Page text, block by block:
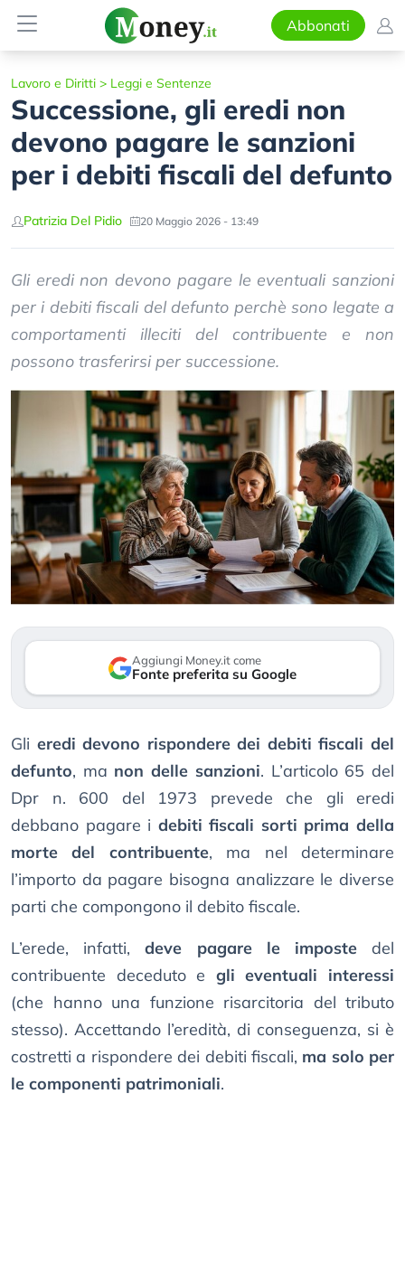
Abbonati
Lavoro e Diritti > Leggi e Sentenze
Successione, gli eredi non
devono pagare le sanzioni
per i debiti fiscali del defunto
Patrizia Del Pidio 20 Maggio 2026 - 13:49
Gli eredi non devono pagare le eventuali sanzioni
per i debiti fiscali del defunto perchè sono legate a
comportamenti illeciti del contribuente e non
possono trasferirsi per successione.
Aggiungi Money.it come
Fonte preferita su Google
Gli eredi devono rispondere dei debiti fiscali del
defunto, ma non delle sanzioni. L’articolo 65 del
Dpr n. 600 del 1973 prevede che gli eredi
debbano pagare i debiti fiscali sorti prima della
morte del contribuente, ma nel determinare
l’importo da pagare bisogna analizzare le diverse
parti che compongono il debito fiscale.
L’erede, infatti,deve pagare le impostedel
contribuente deceduto e gli eventuali interessi
(che hanno una funzione risarcitoria del tributo
stesso). Accettando l’eredità, di conseguenza, si è
costretti a rispondere dei debiti fiscali, ma solo per
le componenti patrimoniali.